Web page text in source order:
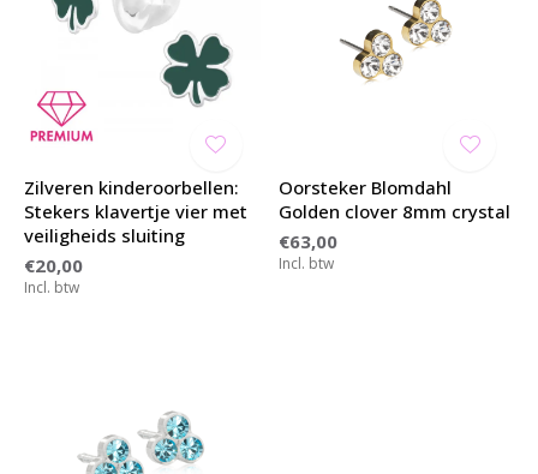
Zilveren kinderoorbellen:
Stekers klavertje vier met
veiligheids sluiting
€20,00
Incl. btw
Oorsteker Blomdahl
Golden clover 8mm crystal
€63,00
Incl. btw